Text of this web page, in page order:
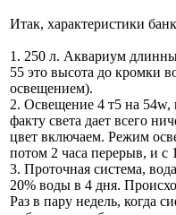
Итак, характеристики
1. 250 л. Аквариум
55 это высота до кромки
освещением).
2. Освещение 4 т5 на
факту света дает всего
цвет включаем. Режим
потом 2 часа перерыв, и с
3. Проточная система,
20% воды в 4 дня.
Раз в пару недель, когда